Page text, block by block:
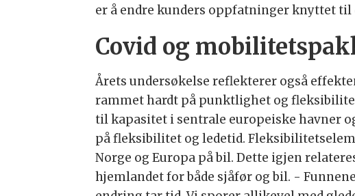
er å endre kunders oppfatninger knyttet
Covid og
Årets undersøkelse reflekterer også
rammet hardt på punktlighet og
til kapasitet i sentrale europeiske havner
på fleksibilitet og ledetid.
Norge og Europa på bil. Dette igjen
hjemlandet for både sjåfør og bil. -